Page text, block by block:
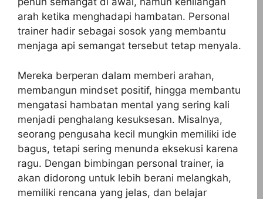
arah ketika menghadapi hambatan. Personal
trainer hadir sebagai sosok yang membantu
menjaga api semangat tersebut tetap menyala.
Mereka berperan dalam memberi arahan,
membangun mindset positif, hingga membantu
mengatasi hambatan mental yang sering kali
menjadi penghalang kesuksesan. Misalnya,
seorang pengusaha kecil mungkin memiliki ide
bagus, tetapi sering menunda eksekusi karena
ragu. Dengan bimbingan personal trainer, ia
akan didorong untuk lebih berani melangkah,
memiliki rencana yang jelas, dan belajar